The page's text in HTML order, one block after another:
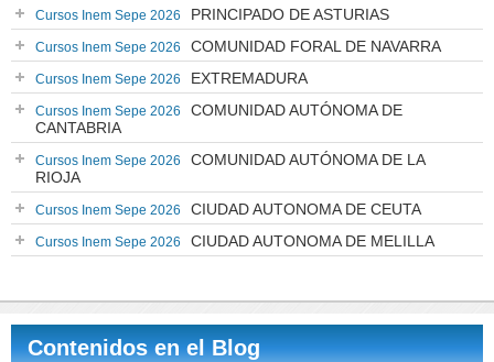
Cursos Inem Sepe 2026 PRINCIPADO DE ASTURIAS
Cursos Inem Sepe 2026 COMUNIDAD FORAL DE NAVARRA
Cursos Inem Sepe 2026 EXTREMADURA
Cursos Inem Sepe 2026
COMUNIDAD AUTÓNOMA DE
CANTABRIA
Cursos Inem Sepe 2026
COMUNIDAD AUTÓNOMA DE LA
RIOJA
Cursos Inem Sepe 2026 CIUDAD AUTONOMA DE CEUTA
Cursos Inem Sepe 2026 CIUDAD AUTONOMA DE MELILLA
Contenidos en el Blog